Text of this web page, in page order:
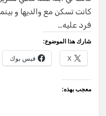
it
te
r
ss
e
g
er
at
s
p
p
كانت تسكن مع والديها و
فرد عليه…
شارك هذا الموضوع:
X فيس بوك
معجب بهذه: